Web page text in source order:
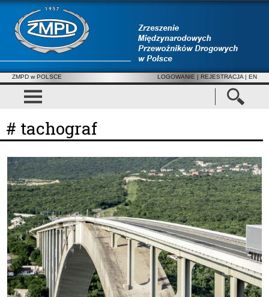
ZMPD w POLSCE LOGOWANIE | REJESTRACJA | EN
# tachograf